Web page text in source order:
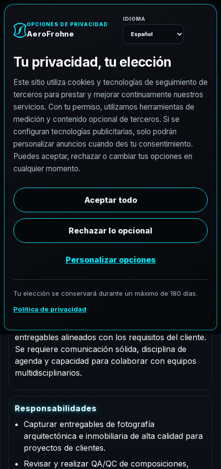
Empleos Fotógrafo arquitectónico
Fotógrafo
arquitectónico
AeroFrohne busca fotógrafos arquitectónicos
independientes para apoyar marketing inmobiliario
premium y documentación visual AEC. Invitamos a
fotógrafos con experiencia en Querétaro, Querétaro
a postularse.
Resumen Responsabilidades Requisitos
Tipo de trabajo: Contrato
Descripción del puesto
Este es un puesto por contrato para un fotógrafo
arquitectónico que apoyará proyectos de
responsabilidades incluyen apoyo profesional para
entregables alineados con los requisitos del cliente.
Se requiere comunicación sólida, disciplina de
agenda y capacidad para colaborar con equipos
multidisciplinarios.
Responsabilidades
Capturar entregables de fotografía
arquitectónica e inmobiliaria de alta calidad para
proyectos de clientes.
Revisar y realizar QA/QC de composiciones,